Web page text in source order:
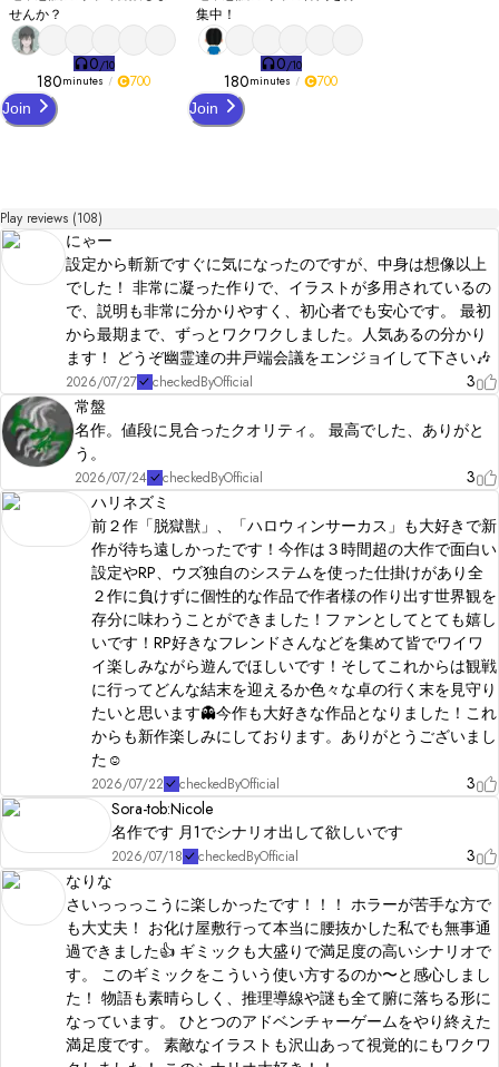
せんか？
0/10
180minutes 700
Join
集中！
0/10
180minutes 700
Join
Play reviews (108)
にゃー
設定から斬新ですぐに気になったのですが、中身は想像以上
でした！ 非常に凝った作りで、イラストが多用されているの
で、説明も非常に分かりやすく、初心者でも安心です。 最初
から最期まで、ずっとワクワクしました。人気あるの分かり
ます！ どうぞ幽霊達の井戸端会議をエンジョイして下さい🎶
2026/07/27 checkedByOfficial
3
常盤
名作。値段に見合ったクオリティ。 最高でした、ありがと
う。
2026/07/24 checkedByOfficial
3
ハリネズミ
前２作「脱獄獣」、「ハロウィンサーカス」も大好きで新
作が待ち遠しかったです！今作は３時間超の大作で面白い
設定やRP、ウズ独自のシステムを使った仕掛けがあり全
２作に負けずに個性的な作品で作者様の作り出す世界観を
存分に味わうことができました！ファンとしてとても嬉し
いです！RP好きなフレンドさんなどを集めて皆でワイワ
イ楽しみながら遊んでほしいです！そしてこれからは観戦
に行ってどんな結末を迎えるか色々な卓の行く末を見守り
たいと思います👻今作も大好きな作品となりました！これ
からも新作楽しみにしております。ありがとうございまし
た☺️
2026/07/22 checkedByOfficial
3
Sora-tob:Nicole
名作です 月1でシナリオ出して欲しいです
2026/07/18 checkedByOfficial
3
なりな
さいっっっこうに楽しかったです！！！ ホラーが苦手な方で
も大丈夫！ お化け屋敷行って本当に腰抜かした私でも無事通
過できました👍 ギミックも大盛りで満足度の高いシナリオで
す。 このギミックをこういう使い方するのか〜と感心しまし
た！ 物語も素晴らしく、推理導線や謎も全て腑に落ちる形に
なっています。 ひとつのアドベンチャーゲームをやり終えた
満足度です。 素敵なイラストも沢山あって視覚的にもワクワ